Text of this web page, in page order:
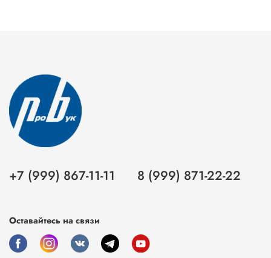
+7 (999) 867-11-11 8 (999) 871-22-22
Оставайтесь на связи